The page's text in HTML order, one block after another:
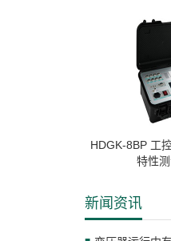
HDGK-8BP 工
特性
新闻资讯